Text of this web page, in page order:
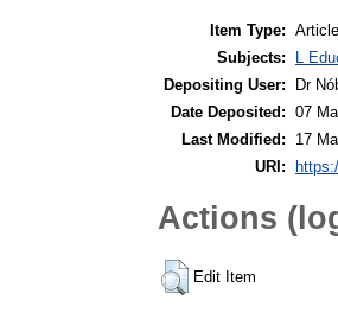
Item Type: Article
Subjects:
L
Depositing User:
Dr
Date Deposited: 07
Last Modified:
17
URI:
Actions
Edit Item